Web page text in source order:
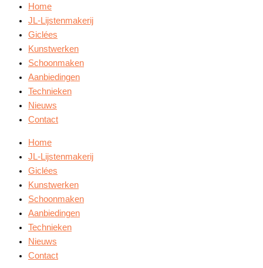
Home
JL-Lijstenmakerij
Giclées
Kunstwerken
Schoonmaken
Aanbiedingen
Technieken
Nieuws
Contact
Home
JL-Lijstenmakerij
Giclées
Kunstwerken
Schoonmaken
Aanbiedingen
Technieken
Nieuws
Contact